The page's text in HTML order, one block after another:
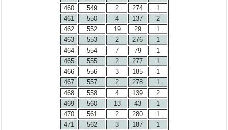
460
549 2 274
1
461
550 4 137
2
462
552 19 29
1
463
553 2 276
1
464
554 7 79
1
465
555 2 277
1
466
556 3 185
1
467
557 2 278
1
468
558 4 139
2
469
560 13 43
1
470
561 2 280
1
471
562 3 187
1